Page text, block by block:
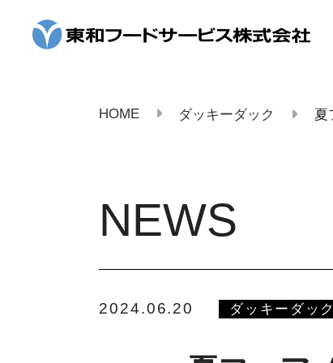
HOME ダッキーダック 夏
NEWS
2024.06.20 ダッキーダック